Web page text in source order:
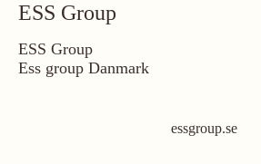
ESS Group
ESS Group
Ess group Danmark
essgroup.se